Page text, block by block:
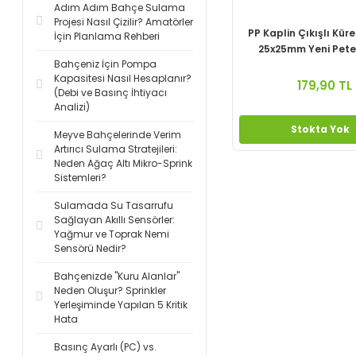
Adım Adım Bahçe Sulama
Projesi Nasıl Çizilir? Amatörler
İçin Planlama Rehberi
Bahçeniz İçin Pompa
Kapasitesi Nasıl Hesaplanır?
(Debi ve Basınç İhtiyacı
Analizi)
Meyve Bahçelerinde Verim
Artırıcı Sulama Stratejileri:
Neden Ağaç Altı Mikro-Sprink
Sistemleri?
Sulamada Su Tasarrufu
Sağlayan Akıllı Sensörler:
Yağmur ve Toprak Nemi
Sensörü Nedir?
Bahçenizde "Kuru Alanlar"
Neden Oluşur? Sprinkler
Yerleşiminde Yapılan 5 Kritik
Hata
Basınç Ayarlı (PC) vs.
PP Kaplin Çıkışlı
25x25mm Yeni
179,90 TL
Stokta Yok